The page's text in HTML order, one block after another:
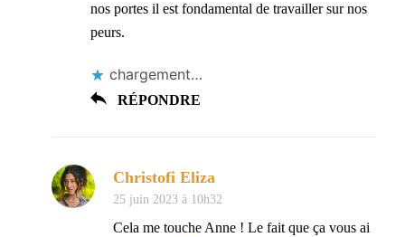
nos portes il est fondamental de travailler sur nos
peurs.
chargement…
RÉPONDRE
Christofi Eliza
25 juin 2023 à 10h32
Cela me touche Anne ! Le fait que ça vous ai